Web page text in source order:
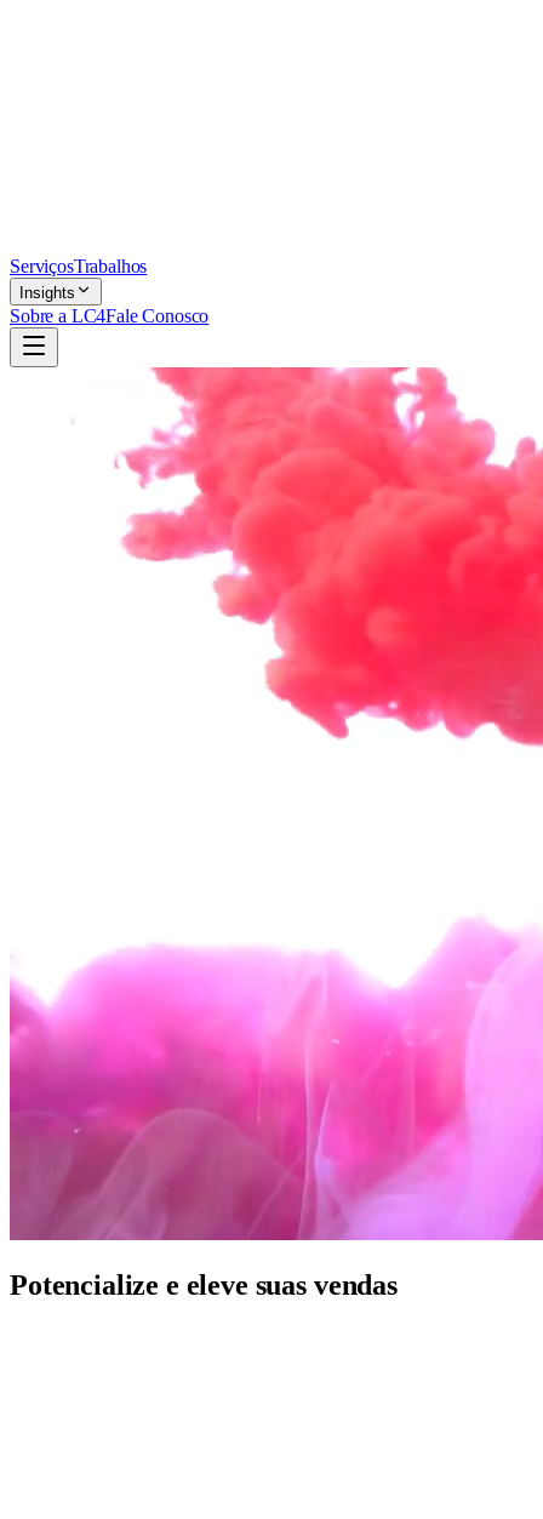
ServiçosTrabalhos
Insights
Sobre a LC4Fale Conosco
Potencialize e eleve suas vendas